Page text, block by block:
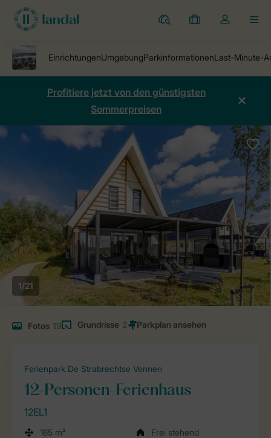
Ferienparks
Meine
Dropdown-
öffnen
Profitiere jetzt von den günstigsten
Sommerpreisen
1/21
Fotos 19 Grundrisse 2
Ferienpark De Strabrechtse Vennen
12-Personen-Ferienhaus
12EL1
165 m²
Frei stehend